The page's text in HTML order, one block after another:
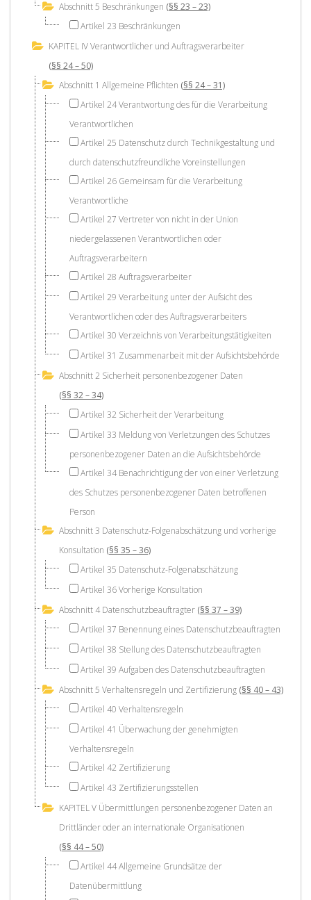
Abschnitt 5 Beschränkungen (§§ 23 – 23)
Artikel 23 Beschränkungen
KAPITEL IV Verantwortlicher und Auftragsverarbeiter
(§§ 24 – 50)
Abschnitt 1 Allgemeine Pflichten (§§ 24 – 31)
Artikel 24 Verantwortung des für die Verarbeitung
Verantwortlichen
Artikel 25 Datenschutz durch Technikgestaltung und
durch datenschutzfreundliche Voreinstellungen
Artikel 26 Gemeinsam für die Verarbeitung
Verantwortliche
Artikel 27 Vertreter von nicht in der Union
niedergelassenen Verantwortlichen oder
Auftragsverarbeitern
Artikel 28 Auftragsverarbeiter
Artikel 29 Verarbeitung unter der Aufsicht des
Verantwortlichen oder des Auftragsverarbeiters
Artikel 30 Verzeichnis von Verarbeitungstätigkeiten
Artikel 31 Zusammenarbeit mit der Aufsichtsbehörde
Abschnitt 2 Sicherheit personenbezogener Daten
(§§ 32 – 34)
Artikel 32 Sicherheit der Verarbeitung
Artikel 33 Meldung von Verletzungen des Schutzes
personenbezogener Daten an die Aufsichtsbehörde
Artikel 34 Benachrichtigung der von einer Verletzung
des Schutzes personenbezogener Daten betroffenen
Person
Abschnitt 3 Datenschutz-Folgenabschätzung und vorherige
Konsultation (§§ 35 – 36)
Artikel 35 Datenschutz-Folgenabschätzung
Artikel 36 Vorherige Konsultation
Abschnitt 4 Datenschutzbeauftragter (§§ 37 – 39)
Artikel 37 Benennung eines Datenschutzbeauftragten
Artikel 38 Stellung des Datenschutzbeauftragten
Artikel 39 Aufgaben des Datenschutzbeauftragten
Abschnitt 5 Verhaltensregeln und Zertifizierung (§§ 40 – 43)
Artikel 40 Verhaltensregeln
Artikel 41 Überwachung der genehmigten
Verhaltensregeln
Artikel 42 Zertifizierung
Artikel 43 Zertifizierungsstellen
KAPITEL V Übermittlungen personenbezogener Daten an
Drittländer oder an internationale Organisationen
(§§ 44 – 50)
Artikel 44 Allgemeine Grundsätze der
Datenübermittlung